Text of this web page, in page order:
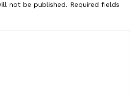
not be published. Required fields